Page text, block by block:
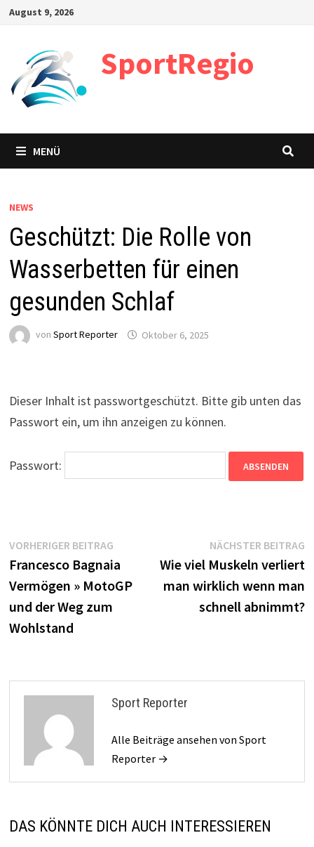
Zum
August 9, 2026
SportRegio
MENÜ
NEWS
Geschützt: Die Rolle von
Wasserbetten für einen
gesunden Schlaf
von Sport Reporter Oktober 6, 2025
Dieser Inhalt ist passwortgeschützt. Bitte gib unten das
Passwort ein, um ihn anzeigen zu können.
Passwort:
Beitragsnavigation
VORHERIGER BEITRAGVorheriger
Beitrag:
Francesco Bagnaia
Vermögen » MotoGP
und der Weg zum
Wohlstand
NÄCHSTER BEITRAG
Wie viel Muskeln verliert
man wirklich wenn man
schnell abnimmt?
Sport Reporter
Alle Beiträge ansehen von Sport
Reporter →
DAS KÖNNTE DICH AUCH INTERESSIEREN